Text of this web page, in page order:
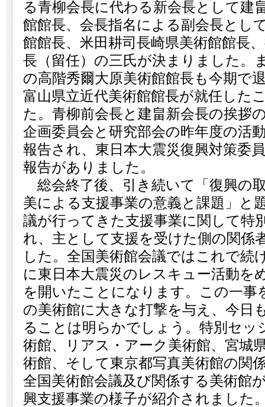
る青柳会長に代わる新会長として建
館館長、会長指名による副会長とし
館館長、米田耕司長崎県美術館館長
長（留任）の三氏が決まりました。
の高階秀爾大原美術館館長も今期で
富山県立近代美術館館長が就任した
た。青柳前会長と建畠新会長の挨拶
企画委員会と研究部会の昨年度の活
報告され、東日本大震災復興対策委
報告がありました。
総会終了後、引き続いて「復興の
美による支援事業の意義と課題」と
議が行ってきた支援事業に関して特
れ、主として支援を受けた側の関係
した。全国美術館会議ではこれで続
に東日本大震災のレスキュー活動を
を開いたことになります。この一事
の美術館に大きな打撃を与え、今日
ることは明らかでしょう。特別セッ
術館、リアス・アーク美術館、宮城
術館、そして東京都写真美術館の関
全国美術館会議及び関係する美術館
興支援事業の様子が紹介されました